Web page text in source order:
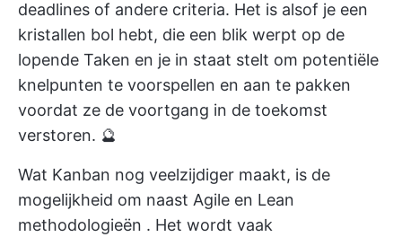
deadlines of andere criteria. Het is alsof je een
kristallen bol hebt, die een blik werpt op de
lopende Taken en je in staat stelt om potentiële
knelpunten te voorspellen en aan te pakken
voordat ze de voortgang in de toekomst
verstoren. 🔮
Wat Kanban nog veelzijdiger maakt, is de
mogelijkheid om naast Agile en Lean
methodologieën . Het wordt vaak